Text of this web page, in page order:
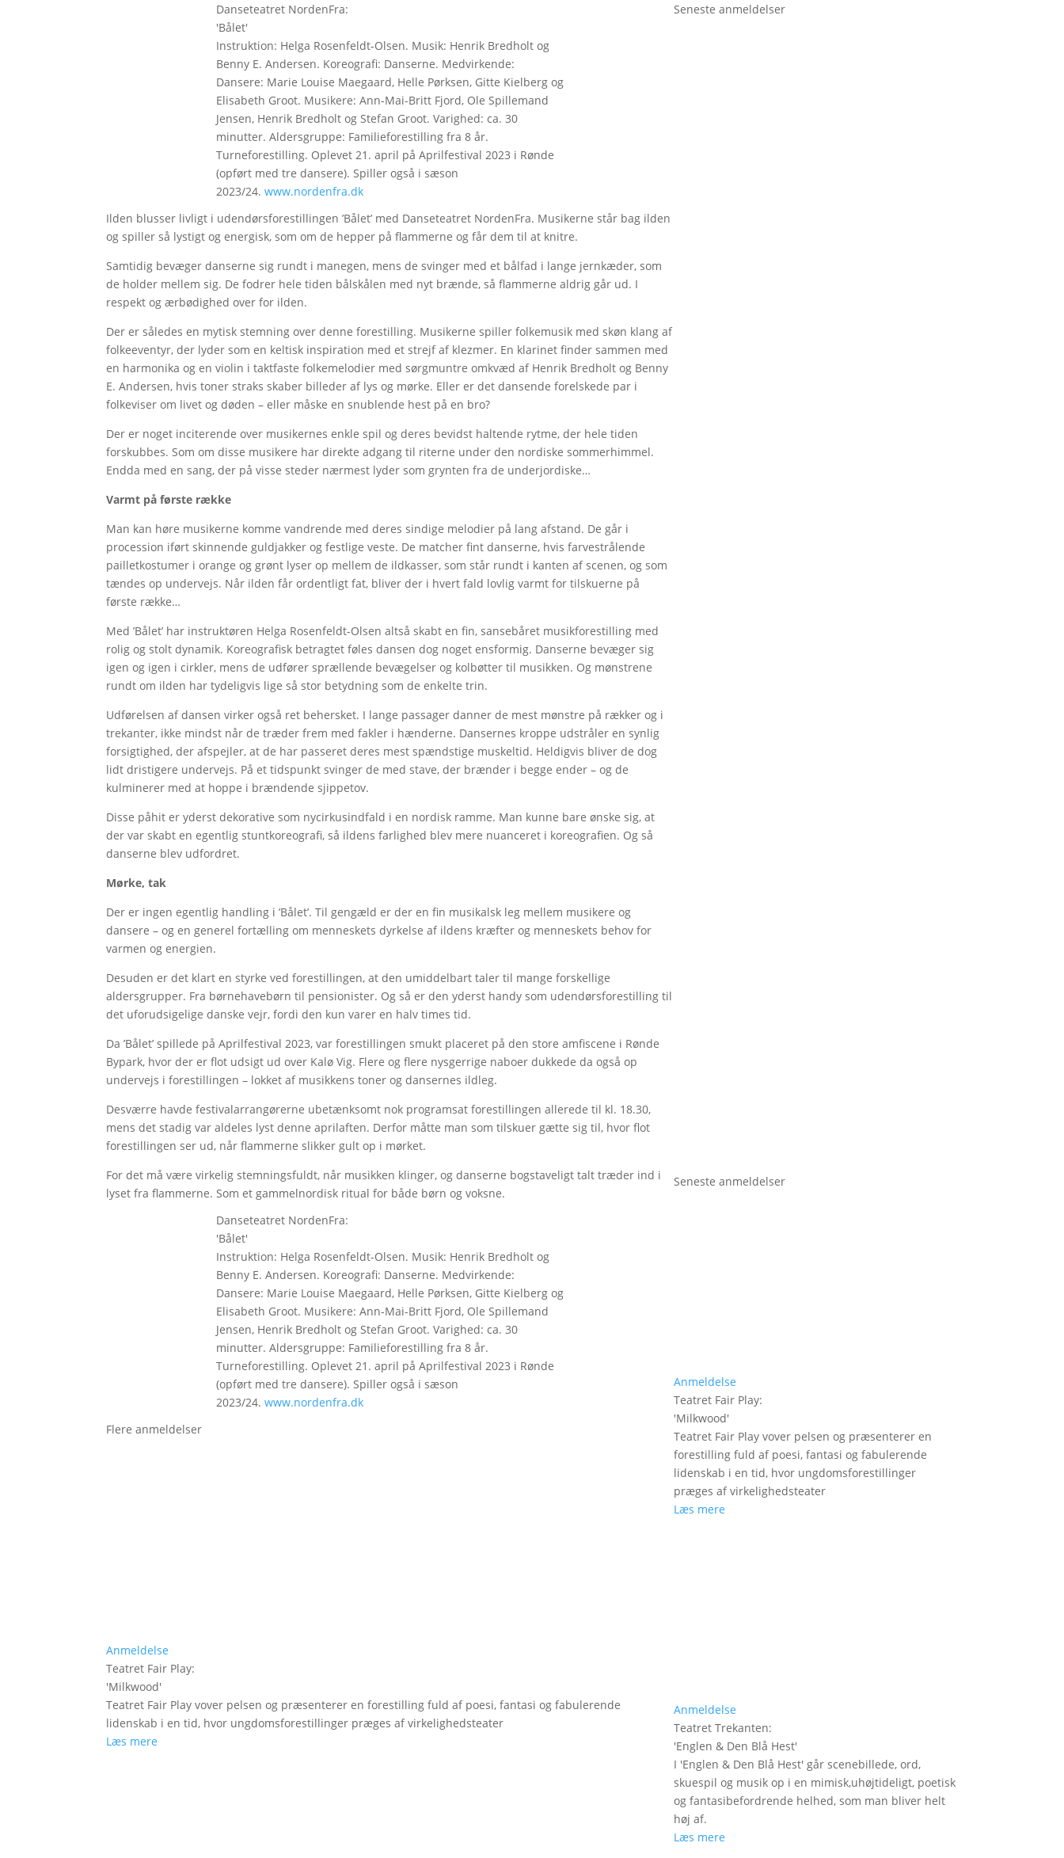
Danseteatret NordenFra:
'Bålet'
Instruktion: Helga Rosenfeldt-Olsen. Musik: Henrik Bredholt og
Benny E. Andersen. Koreografi: Danserne. Medvirkende:
Dansere: Marie Louise Maegaard, Helle Pørksen, Gitte Kielberg og
Elisabeth Groot. Musikere: Ann-Mai-Britt Fjord, Ole Spillemand
Jensen, Henrik Bredholt og Stefan Groot. Varighed: ca. 30
minutter. Aldersgruppe: Familieforestilling fra 8 år.
Turneforestilling. Oplevet 21. april på Aprilfestival 2023 i Rønde
(opført med tre dansere). Spiller også i sæson
2023/24. www.nordenfra.dk
Ilden blusser livligt i udendørsforestillingen ’Bålet’ med Danseteatret NordenFra. Musikerne står bag ilden
og spiller så lystigt og energisk, som om de hepper på flammerne og får dem til at knitre.
Samtidig bevæger danserne sig rundt i manegen, mens de svinger med et bålfad i lange jernkæder, som
de holder mellem sig. De fodrer hele tiden bålskålen med nyt brænde, så flammerne aldrig går ud. I
respekt og ærbødighed over for ilden.
Der er således en mytisk stemning over denne forestilling. Musikerne spiller folkemusik med skøn klang af
folkeeventyr, der lyder som en keltisk inspiration med et strejf af klezmer. En klarinet finder sammen med
en harmonika og en violin i taktfaste folkemelodier med sørgmuntre omkvæd af Henrik Bredholt og Benny
E. Andersen, hvis toner straks skaber billeder af lys og mørke. Eller er det dansende forelskede par i
folkeviser om livet og døden – eller måske en snublende hest på en bro?
Der er noget inciterende over musikernes enkle spil og deres bevidst haltende rytme, der hele tiden
forskubbes. Som om disse musikere har direkte adgang til riterne under den nordiske sommerhimmel.
Endda med en sang, der på visse steder nærmest lyder som grynten fra de underjordiske…
Varmt på første række
Man kan høre musikerne komme vandrende med deres sindige melodier på lang afstand. De går i
procession iført skinnende guldjakker og festlige veste. De matcher fint danserne, hvis farvestrålende
pailletkostumer i orange og grønt lyser op mellem de ildkasser, som står rundt i kanten af scenen, og som
tændes op undervejs. Når ilden får ordentligt fat, bliver der i hvert fald lovlig varmt for tilskuerne på
første række…
Med ’Bålet’ har instruktøren Helga Rosenfeldt-Olsen altså skabt en fin, sansebåret musikforestilling med
rolig og stolt dynamik. Koreografisk betragtet føles dansen dog noget ensformig. Danserne bevæger sig
igen og igen i cirkler, mens de udfører sprællende bevægelser og kolbøtter til musikken. Og mønstrene
rundt om ilden har tydeligvis lige så stor betydning som de enkelte trin.
Udførelsen af dansen virker også ret behersket. I lange passager danner de mest mønstre på rækker og i
trekanter, ikke mindst når de træder frem med fakler i hænderne. Dansernes kroppe udstråler en synlig
forsigtighed, der afspejler, at de har passeret deres mest spændstige muskeltid. Heldigvis bliver de dog
lidt dristigere undervejs. På et tidspunkt svinger de med stave, der brænder i begge ender – og de
kulminerer med at hoppe i brændende sjippetov.
Disse påhit er yderst dekorative som nycirkusindfald i en nordisk ramme. Man kunne bare ønske sig, at
der var skabt en egentlig stuntkoreografi, så ildens farlighed blev mere nuanceret i koreografien. Og så
danserne blev udfordret.
Mørke, tak
Der er ingen egentlig handling i ’Bålet’. Til gengæld er der en fin musikalsk leg mellem musikere og
dansere – og en generel fortælling om menneskets dyrkelse af ildens kræfter og menneskets behov for
varmen og energien.
Desuden er det klart en styrke ved forestillingen, at den umiddelbart taler til mange forskellige
aldersgrupper. Fra børnehavebørn til pensionister. Og så er den yderst handy som udendørsforestilling til
det uforudsigelige danske vejr, fordi den kun varer en halv times tid.
Da ’Bålet’ spillede på Aprilfestival 2023, var forestillingen smukt placeret på den store amfiscene i Rønde
Bypark, hvor der er flot udsigt ud over Kalø Vig. Flere og flere nysgerrige naboer dukkede da også op
undervejs i forestillingen – lokket af musikkens toner og dansernes ildleg.
Desværre havde festivalarrangørerne ubetænksomt nok programsat forestillingen allerede til kl. 18.30,
mens det stadig var aldeles lyst denne aprilaften. Derfor måtte man som tilskuer gætte sig til, hvor flot
forestillingen ser ud, når flammerne slikker gult op i mørket.
For det må være virkelig stemningsfuldt, når musikken klinger, og danserne bogstaveligt talt træder ind i
lyset fra flammerne. Som et gammelnordisk ritual for både børn og voksne.
Danseteatret NordenFra:
'Bålet'
Instruktion: Helga Rosenfeldt-Olsen. Musik: Henrik Bredholt og
Benny E. Andersen. Koreografi: Danserne. Medvirkende:
Dansere: Marie Louise Maegaard, Helle Pørksen, Gitte Kielberg og
Elisabeth Groot. Musikere: Ann-Mai-Britt Fjord, Ole Spillemand
Jensen, Henrik Bredholt og Stefan Groot. Varighed: ca. 30
minutter. Aldersgruppe: Familieforestilling fra 8 år.
Turneforestilling. Oplevet 21. april på Aprilfestival 2023 i Rønde
(opført med tre dansere). Spiller også i sæson
2023/24. www.nordenfra.dk
Flere anmeldelser
Anmeldelse
Teatret Fair Play:
'Milkwood'
Teatret Fair Play vover pelsen og præsenterer en forestilling fuld af poesi, fantasi og fabulerende
lidenskab i en tid, hvor ungdomsforestillinger præges af virkelighedsteater
Læs mere
Seneste anmeldelser
Seneste anmeldelser
Anmeldelse
Teatret Fair Play:
'Milkwood'
Teatret Fair Play vover pelsen og præsenterer en
forestilling fuld af poesi, fantasi og fabulerende
lidenskab i en tid, hvor ungdomsforestillinger
præges af virkelighedsteater
Læs mere
Anmeldelse
Teatret Trekanten:
'Englen & Den Blå Hest'
I 'Englen & Den Blå Hest' går scenebillede, ord,
skuespil og musik op i en mimisk,uhøjtideligt, poetisk
og fantasibefordrende helhed, som man bliver helt
høj af.
Læs mere